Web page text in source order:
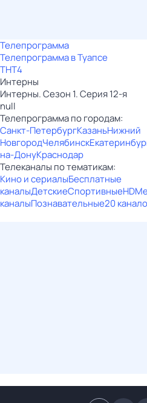
Телепрограмма
Телепрограмма в Туапсе
ТНТ4
Интерны
Интерны. Сезон 1. Серия 12-я
null
Телепрограмма по городам:
Санкт-ПетербургКазаньНижний
НовгородЧелябинск
на-ДонуКраснодар
Телеканалы по тематикам:
Кино и сериалыБесплатные
каналыДетскиеСпортивныеHD
каналыПознавательные20